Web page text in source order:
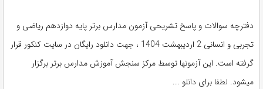
دفترچه سوالات و پاسخ تشریحی آزمون مدارس برتر پایه دوازدهم ریاضی و
تجربی و انسانی 2 اردیبهشت 1404 ، جهت دانلود رایگان در سایت کنکور قرار
گرفته است. این آزمونها توسط مرکز سنجش آموزش مدارس برتر برگزار
میشود. لطفا برای دانلو ...